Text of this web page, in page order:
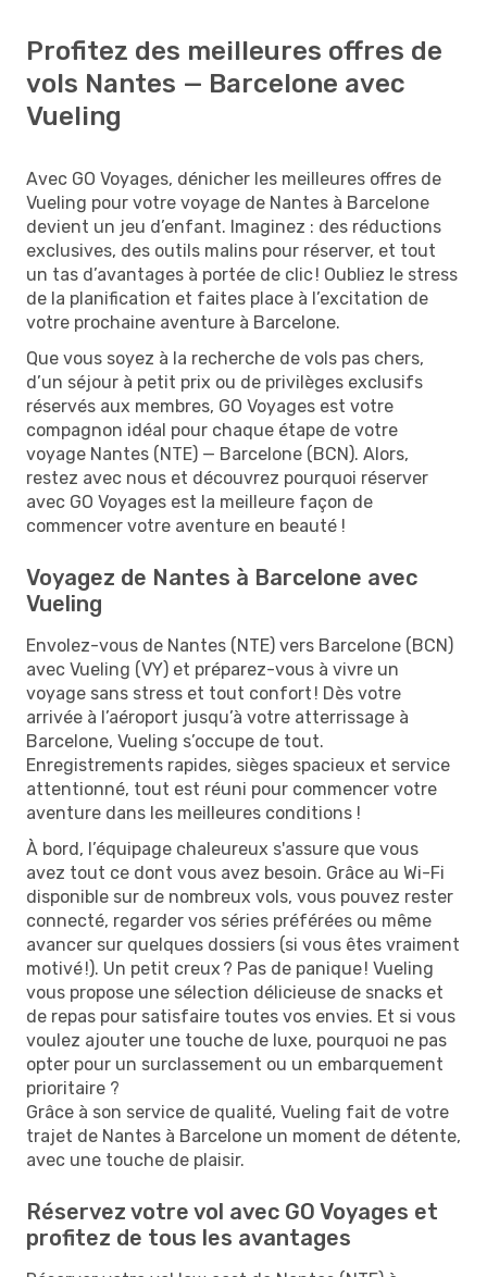
Profitez des meilleures offres de
vols Nantes — Barcelone avec
Vueling
Avec GO Voyages, dénicher les meilleures offres de
Vueling pour votre voyage de Nantes à Barcelone
devient un jeu d’enfant. Imaginez : des réductions
exclusives, des outils malins pour réserver, et tout
un tas d’avantages à portée de clic ! Oubliez le stress
de la planification et faites place à l’excitation de
votre prochaine aventure à Barcelone.
Que vous soyez à la recherche de vols pas chers,
d’un séjour à petit prix ou de privilèges exclusifs
réservés aux membres, GO Voyages est votre
compagnon idéal pour chaque étape de votre
voyage Nantes (NTE) — Barcelone (BCN). Alors,
restez avec nous et découvrez pourquoi réserver
avec GO Voyages est la meilleure façon de
commencer votre aventure en beauté !
Voyagez de Nantes à Barcelone avec
Vueling
Envolez-vous de Nantes (NTE) vers Barcelone (BCN)
avec Vueling (VY) et préparez-vous à vivre un
voyage sans stress et tout confort ! Dès votre
arrivée à l’aéroport jusqu’à votre atterrissage à
Barcelone, Vueling s’occupe de tout.
Enregistrements rapides, sièges spacieux et service
attentionné, tout est réuni pour commencer votre
aventure dans les meilleures conditions !
À bord, l’équipage chaleureux s'assure que vous
avez tout ce dont vous avez besoin. Grâce au Wi-Fi
disponible sur de nombreux vols, vous pouvez rester
connecté, regarder vos séries préférées ou même
avancer sur quelques dossiers (si vous êtes vraiment
motivé !). Un petit creux ? Pas de panique ! Vueling
vous propose une sélection délicieuse de snacks et
de repas pour satisfaire toutes vos envies. Et si vous
voulez ajouter une touche de luxe, pourquoi ne pas
opter pour un surclassement ou un embarquement
prioritaire ?
Grâce à son service de qualité, Vueling fait de votre
trajet de Nantes à Barcelone un moment de détente,
avec une touche de plaisir.
Réservez votre vol avec GO Voyages et
profitez de tous les avantages